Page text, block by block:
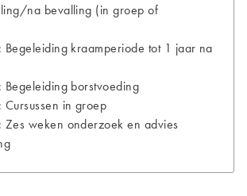
na bevalling (in groep of
kraamperiode tot 1 jaar na
borstvoeding
in groep
weken onderzoek en advies